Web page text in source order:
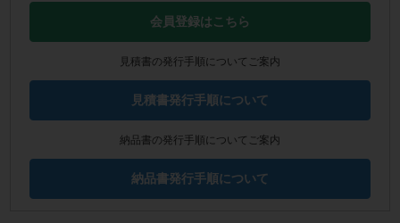
会員登録はこちら
見積書の発行手順についてご案内
見積書発行手順について
納品書の発行手順についてご案内
納品書発行手順について